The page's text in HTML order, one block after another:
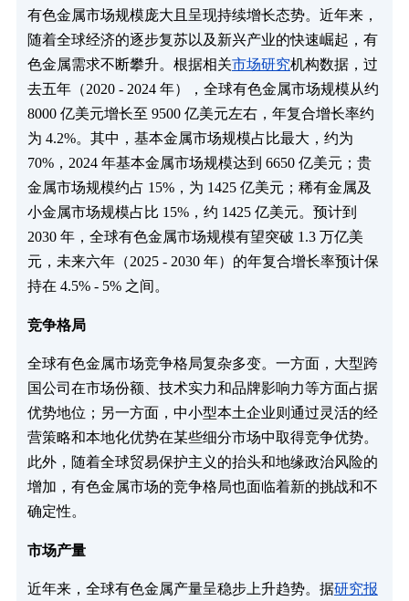
有色金属市场规模庞大且呈现持续增长态势。近年来，
随着全球经济的逐步复苏以及新兴产业的快速崛起，有
色金属需求不断攀升。根据相关市场研究机构数据，过
去五年（2020 - 2024 年），全球有色金属市场规模从约
8000 亿美元增长至 9500 亿美元左右，年复合增长率约
为 4.2%。其中，基本金属市场规模占比最大，约为
70%，2024 年基本金属市场规模达到 6650 亿美元；贵
金属市场规模约占 15%，为 1425 亿美元；稀有金属及
小金属市场规模占比 15%，约 1425 亿美元。预计到
2030 年，全球有色金属市场规模有望突破 1.3 万亿美
元，未来六年（2025 - 2030 年）的年复合增长率预计保
持在 4.5% - 5% 之间。
竞争格局‌
全球有色金属市场竞争格局复杂多变。一方面，大型跨
国公司在市场份额、技术实力和品牌影响力等方面占据
优势地位；另一方面，中小型本土企业则通过灵活的经
营策略和本地化优势在某些细分市场中取得竞争优势。
此外，随着全球贸易保护主义的抬头和地缘政治风险的
增加，有色金属市场的竞争格局也面临着新的挑战和不
确定性。
市场产量‌
近年来，全球有色金属产量呈稳步上升趋势。据研究报